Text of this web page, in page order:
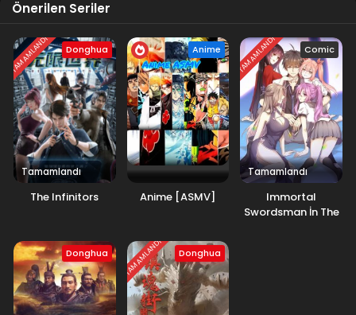
Önerilen Seriler
TAMAMLANDI Donghua
Tamamlandı
The Infinitors
Anime
Anime [ASMV]
TAMAMLANDI Comic
Tamamlandı
Immortal
Swordsman İn The
Donghua TAMAMLANDI Donghua